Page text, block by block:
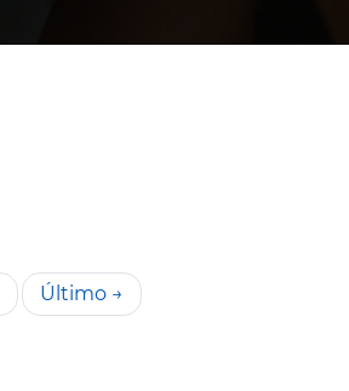
Último →